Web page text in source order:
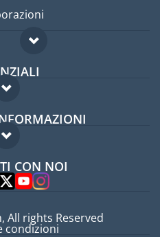
expat
expat
frequenti
CON NOI
All rights Reserved
condizioni